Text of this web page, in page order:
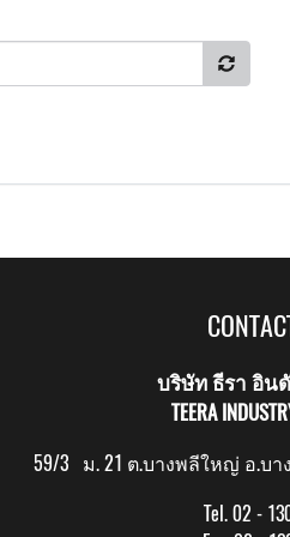
บริษัท ธีรา อิน
TEERA
59/3 ม. 21 ต.บางพลีใหญ่ อ.บา
Tel. 02 -